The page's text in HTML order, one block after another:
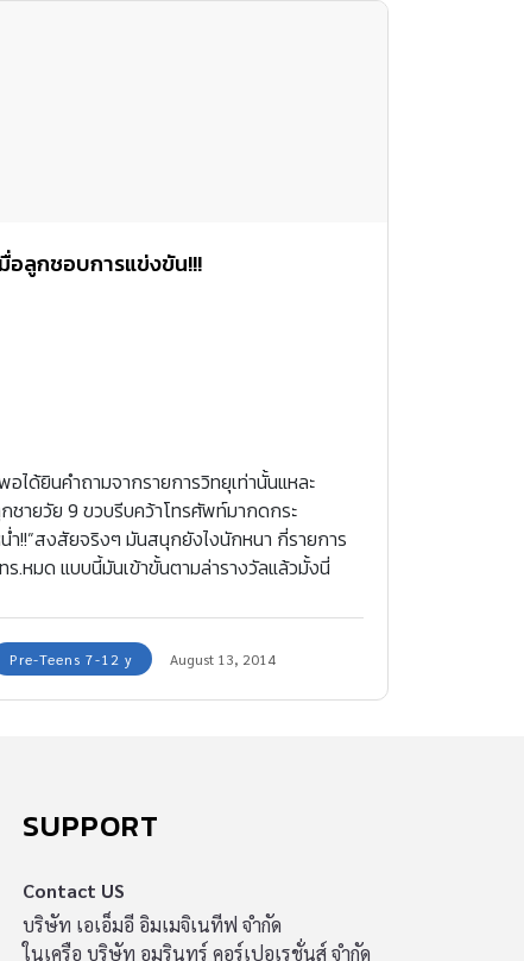
อลูกชอบการแข่งขัน!!!
อได้ยินคำถามจากรายการวิทยุเท่านั้นแหละ
ชายวัย 9 ขวบรีบคว้าโทรศัพท์มากดกระ
ำ!!”สงสัยจริงๆ มันสนุกยังไงนักหนา กี่รายการ
ร.หมด แบบนี้มันเข้าขั้นตามล่ารางวัลแล้วมั้งนี่
Pre-Teens 7-12 y August 13, 2014
SUPPORT
Contact US
บริษัท เอเอ็มอี อิมเมจิเนทีฟ จำกัด
ในเครือ บริษัท อมรินทร์ คอร์เปอเรชั่นส์ จำกัด